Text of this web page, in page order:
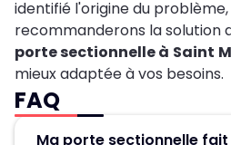
identifié l'origine du problème,
recommanderons la solution
porte sectionnelle à Saint
mieux adaptée à vos besoins.
FAQ
Ma porte sectionnelle